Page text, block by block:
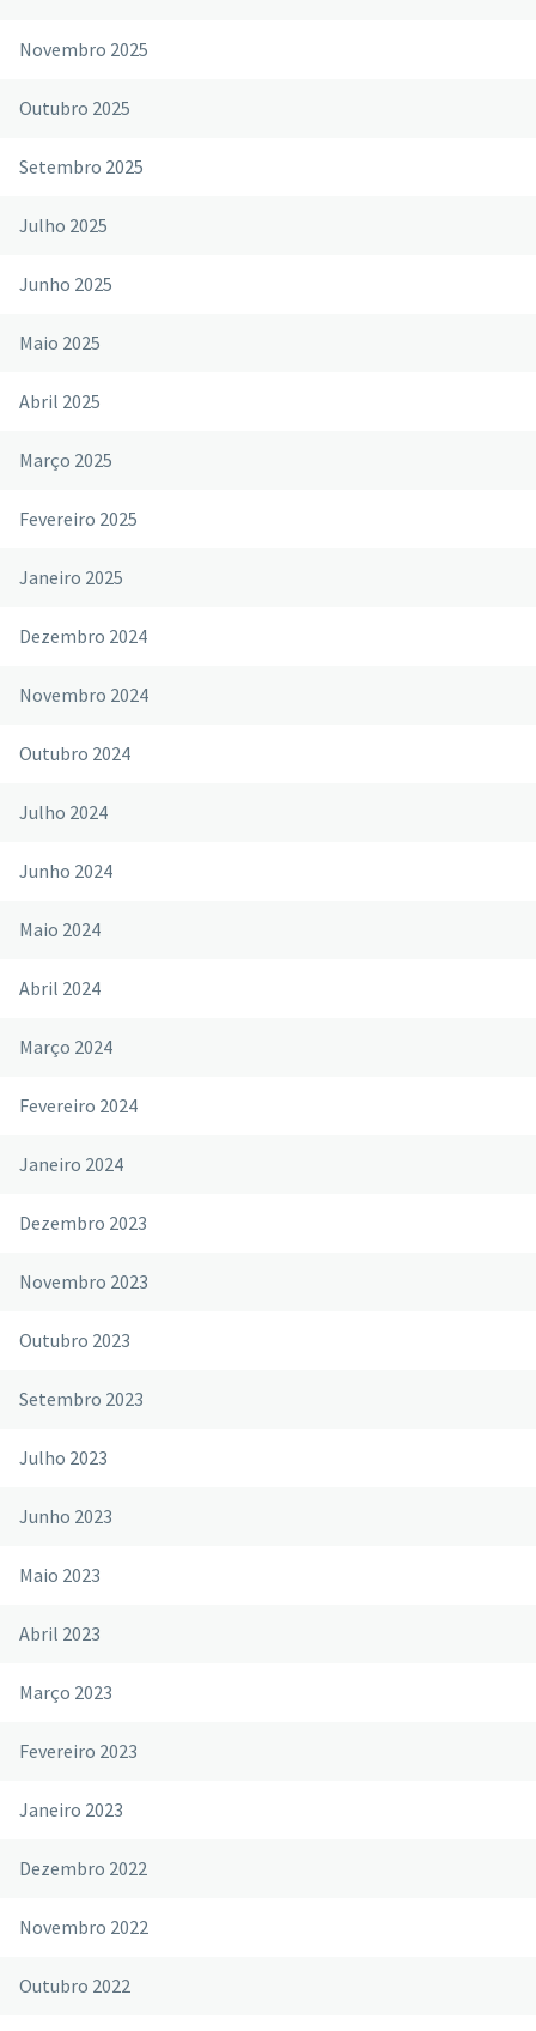
Novembro 2025
Outubro 2025
Setembro 2025
Julho 2025
Junho 2025
Maio 2025
Abril 2025
Março 2025
Fevereiro 2025
Janeiro 2025
Dezembro 2024
Novembro 2024
Outubro 2024
Julho 2024
Junho 2024
Maio 2024
Abril 2024
Março 2024
Fevereiro 2024
Janeiro 2024
Dezembro 2023
Novembro 2023
Outubro 2023
Setembro 2023
Julho 2023
Junho 2023
Maio 2023
Abril 2023
Março 2023
Fevereiro 2023
Janeiro 2023
Dezembro 2022
Novembro 2022
Outubro 2022